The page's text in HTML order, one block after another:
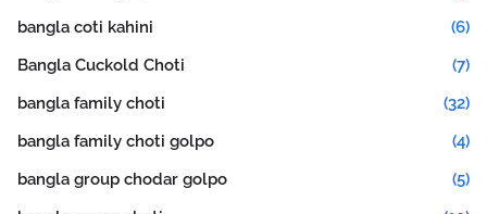
bangla coti kahini
(6)
Bangla Cuckold Choti
(7)
bangla family choti
(32)
bangla family choti golpo
(4)
bangla group chodar golpo
(5)